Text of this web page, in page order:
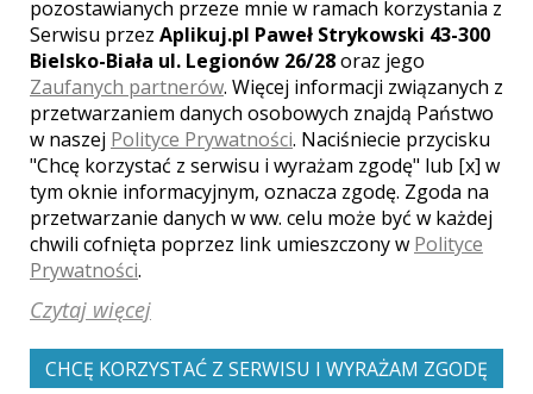
[ brak komentarzy ]
Zobacz także galerie
innych fotografów
pozostawianych przeze mnie w ramach korzystania z
Serwisu przez Aplikuj.pl Paweł Strykowski 43-300
Bielsko-Biała ul. Legionów 26/28oraz jego
Zaufanych partnerów. Więcej informacji związanych z
przetwarzaniem danych osobowych znajdą Państwo
w naszej Polityce Prywatności. Naciśniecie przycisku
"Chcę korzystać z serwisu i wyrażam zgodę" lub [x] w
tym oknie informacyjnym, oznacza zgodę. Zgoda na
przetwarzanie danych w ww. celu może być w każdej
chwili cofnięta poprzez link umieszczony w Polityce
Prywatności.
Czytaj więcej
CHCĘ KORZYSTAĆ Z SERWISU I WYRAŻAM ZGODĘ